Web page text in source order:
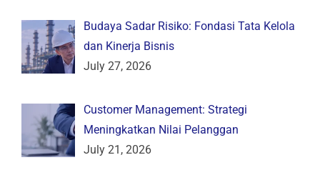
Budaya Sadar Risiko: Fondasi Tata Kelola
dan Kinerja Bisnis
July 27, 2026
Customer Management: Strategi
Meningkatkan Nilai Pelanggan
July 21, 2026